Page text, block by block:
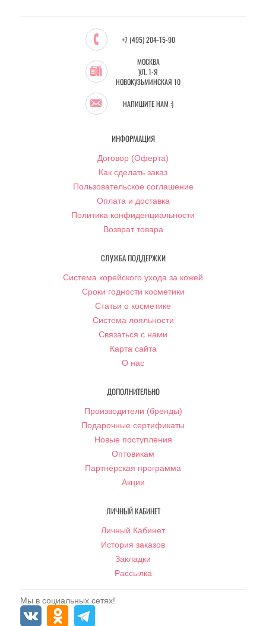
+7 (495) 204-15-90
МОСКВА
УЛ. 1-Я
НОВОКУЗЬМИНСКАЯ 10
НАПИШИТЕ НАМ :)
ИНФОРМАЦИЯ
Договор (Оферта)
Как сделать заказ
Пользовательское соглашение
Оплата и доставка
Политика конфиденциальности
Возврат товара
СЛУЖБА ПОДДЕРЖКИ
Система корейского ухода за кожей
Сроки годности косметики
Статьи о косметике
Система лояльности
Связаться с нами
Карта сайта
О нас
ДОПОЛНИТЕЛЬНО
Производители (бренды)
Подарочные сертификаты
Новые поступления
Оптовикам
Партнёрская программа
Акции
ЛИЧНЫЙ КАБИНЕТ
Личный Кабинет
История заказов
Закладки
Рассылка
Мы в социальных сетях!